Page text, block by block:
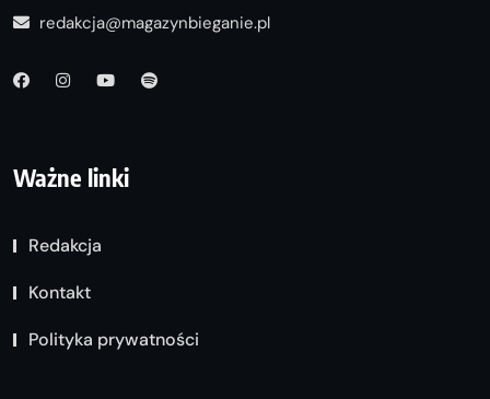
redakcja@magazynbieganie.pl
Ważne linki
Redakcja
Kontakt
Polityka prywatności